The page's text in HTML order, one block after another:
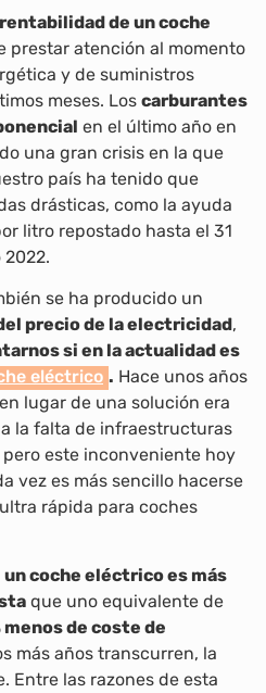
de un coche
prestar atención al momento
y de suministros
meses. Los carburantes
en el último año en
una gran crisis en la que
país ha tenido que
drásticas, como la ayuda
litro repostado hasta el 31
se ha producido un
precio de la electricidad,
si en la actualidad es
eléctrico . Hace unos años
lugar de una solución era
la falta de infraestructuras
este inconveniente hoy
vez es más sencillo hacerse
rápida para coches
un coche eléctrico es más
que uno equivalente de
menos de coste de
más años transcurren, la
Entre las razones de esta